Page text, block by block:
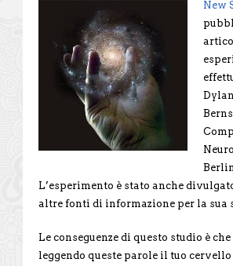
New
L’esperimento è stato anche
altre fonti di informazione per la sua
Le conseguenze di questo studio è
leggendo queste parole il tuo